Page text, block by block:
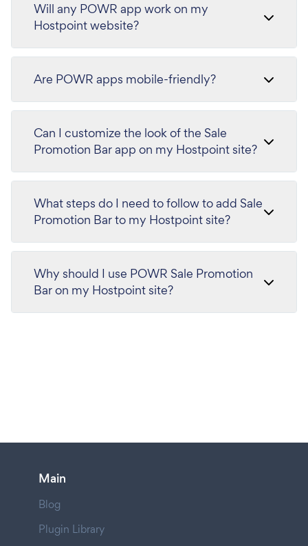
Will any POWR app work on my
Hostpoint website?
Are POWR apps mobile-friendly?
Can I customize the look of the Sale
Promotion Bar app on my Hostpoint site?
What steps do I need to follow to add Sale
Promotion Bar to my Hostpoint site?
Why should I use POWR Sale Promotion
Bar on my Hostpoint site?
Main
Blog
Plugin Library